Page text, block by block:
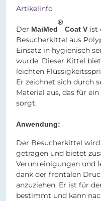
Artikelinfo
Der MaiMed
®
Coat V ist
Besucherkittel aus
Einsatz in hygienisch
wurde. Dieser Kittel
leichten
Er zeichnet sich durch
Material aus, das für
sorgt.
Anwendung:
Der Besucherkittel
getragen und bietet
Verunreinigungen und
dank der frontalen
anzuziehen. Er ist für
bestimmt und kann